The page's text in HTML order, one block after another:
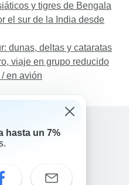
y tigres de Bengala
el sur de la India desde
dunas, deltas y cataratas
viaje en grupo reducido
en avión
hasta un 7%